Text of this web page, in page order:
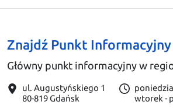
Znajdź Punkt Informacyjny
Główny punkt informacyjny w
ul. Augustyńskiego 1
80-819 Gdańsk
wtorek -